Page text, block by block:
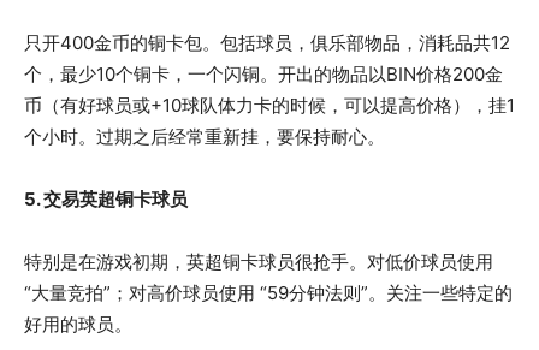
只开400金币的铜卡包。包括球员，俱乐部物品，消耗品共12
个，最少10个铜卡，一个闪铜。开出的物品以BIN价格200金
币（有好球员或+10球队体力卡的时候，可以提高价格），挂1
个小时。过期之后经常重新挂，要保持耐心。
5. 交易英超铜卡球员
特别是在游戏初期，英超铜卡球员很抢手。对低价球员使用
“大量竞拍”；对高价球员使用 “59分钟法则”。关注一些特定的
好用的球员。